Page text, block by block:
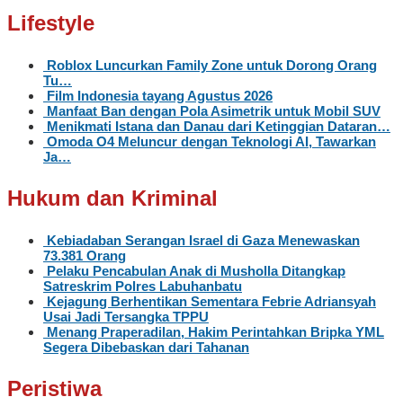
Lifestyle
Roblox Luncurkan Family Zone untuk Dorong Orang
Tu…
Film Indonesia tayang Agustus 2026
Manfaat Ban dengan Pola Asimetrik untuk Mobil SUV
Menikmati Istana dan Danau dari Ketinggian Dataran…
Omoda O4 Meluncur dengan Teknologi AI, Tawarkan
Ja…
Hukum dan Kriminal
Kebiadaban Serangan Israel di Gaza Menewaskan
73.381 Orang
Pelaku Pencabulan Anak di Musholla Ditangkap
Satreskrim Polres Labuhanbatu
Kejagung Berhentikan Sementara Febrie Adriansyah
Usai Jadi Tersangka TPPU
Menang Praperadilan, Hakim Perintahkan Bripka YML
Segera Dibebaskan dari Tahanan
Peristiwa